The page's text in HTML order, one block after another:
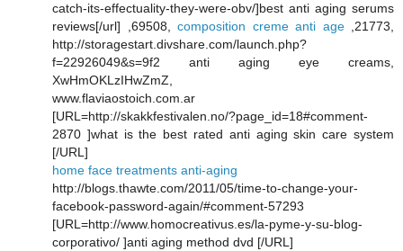
catch-its-effectuality-they-were-obv/]best anti aging serums
reviews[/url] ,69508, composition creme anti age,21773,
http://storagestart.divshare.com/launch.php?
f=22926049&s=9f2 anti aging eye creams,
XwHmOKLzIHwZmZ,
www.flaviaostoich.com.ar
[URL=http://skakkfestivalen.no/?page_id=18#comment-
2870 ]what is the best rated anti aging skin care system
[/URL]
home face treatments anti-aging
http://blogs.thawte.com/2011/05/time-to-change-your-
facebook-password-again/#comment-57293
[URL=http://www.homocreativus.es/la-pyme-y-su-blog-
corporativo/ ]anti aging method dvd [/URL]